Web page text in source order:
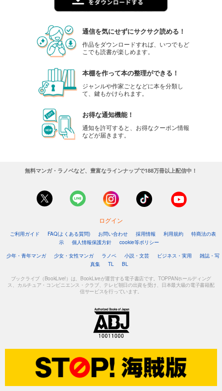
通信を気にせずにサクサク読める！
作品をダウンロードすれば、いつでもど
こでも読書が楽しめます。
本棚を作って本の整理ができる！
ジャンルや作家ごとなどに本を分類し
て、鍵もかけられます。
お得な通知機能！
通知を許可すると、お得なクーポン情報
などが届きます。
無料マンガ・ラノベなど、豊富なラインナップで188万冊以上配信中！
ログイン
ご利用ガイド FAQ(よくある質問) お問い合わせ 採用情報 利用規約
特商法の表
示
個人情報保護方針
cookie等ポリシー
少年・青年マンガ
少女・女性マンガ ラノベ 小説・文芸 ビジネス・実用
雑誌・写
真集
TL BL
ブックライブ（BookLive!）は、BookLiveが運営する電子書店です。TOPPANホールディング
ス、カルチュア・コンビニエンス・クラブ、テレビ朝日の出資を受け、日本最大級の電子書籍配
信サービスを行っています。